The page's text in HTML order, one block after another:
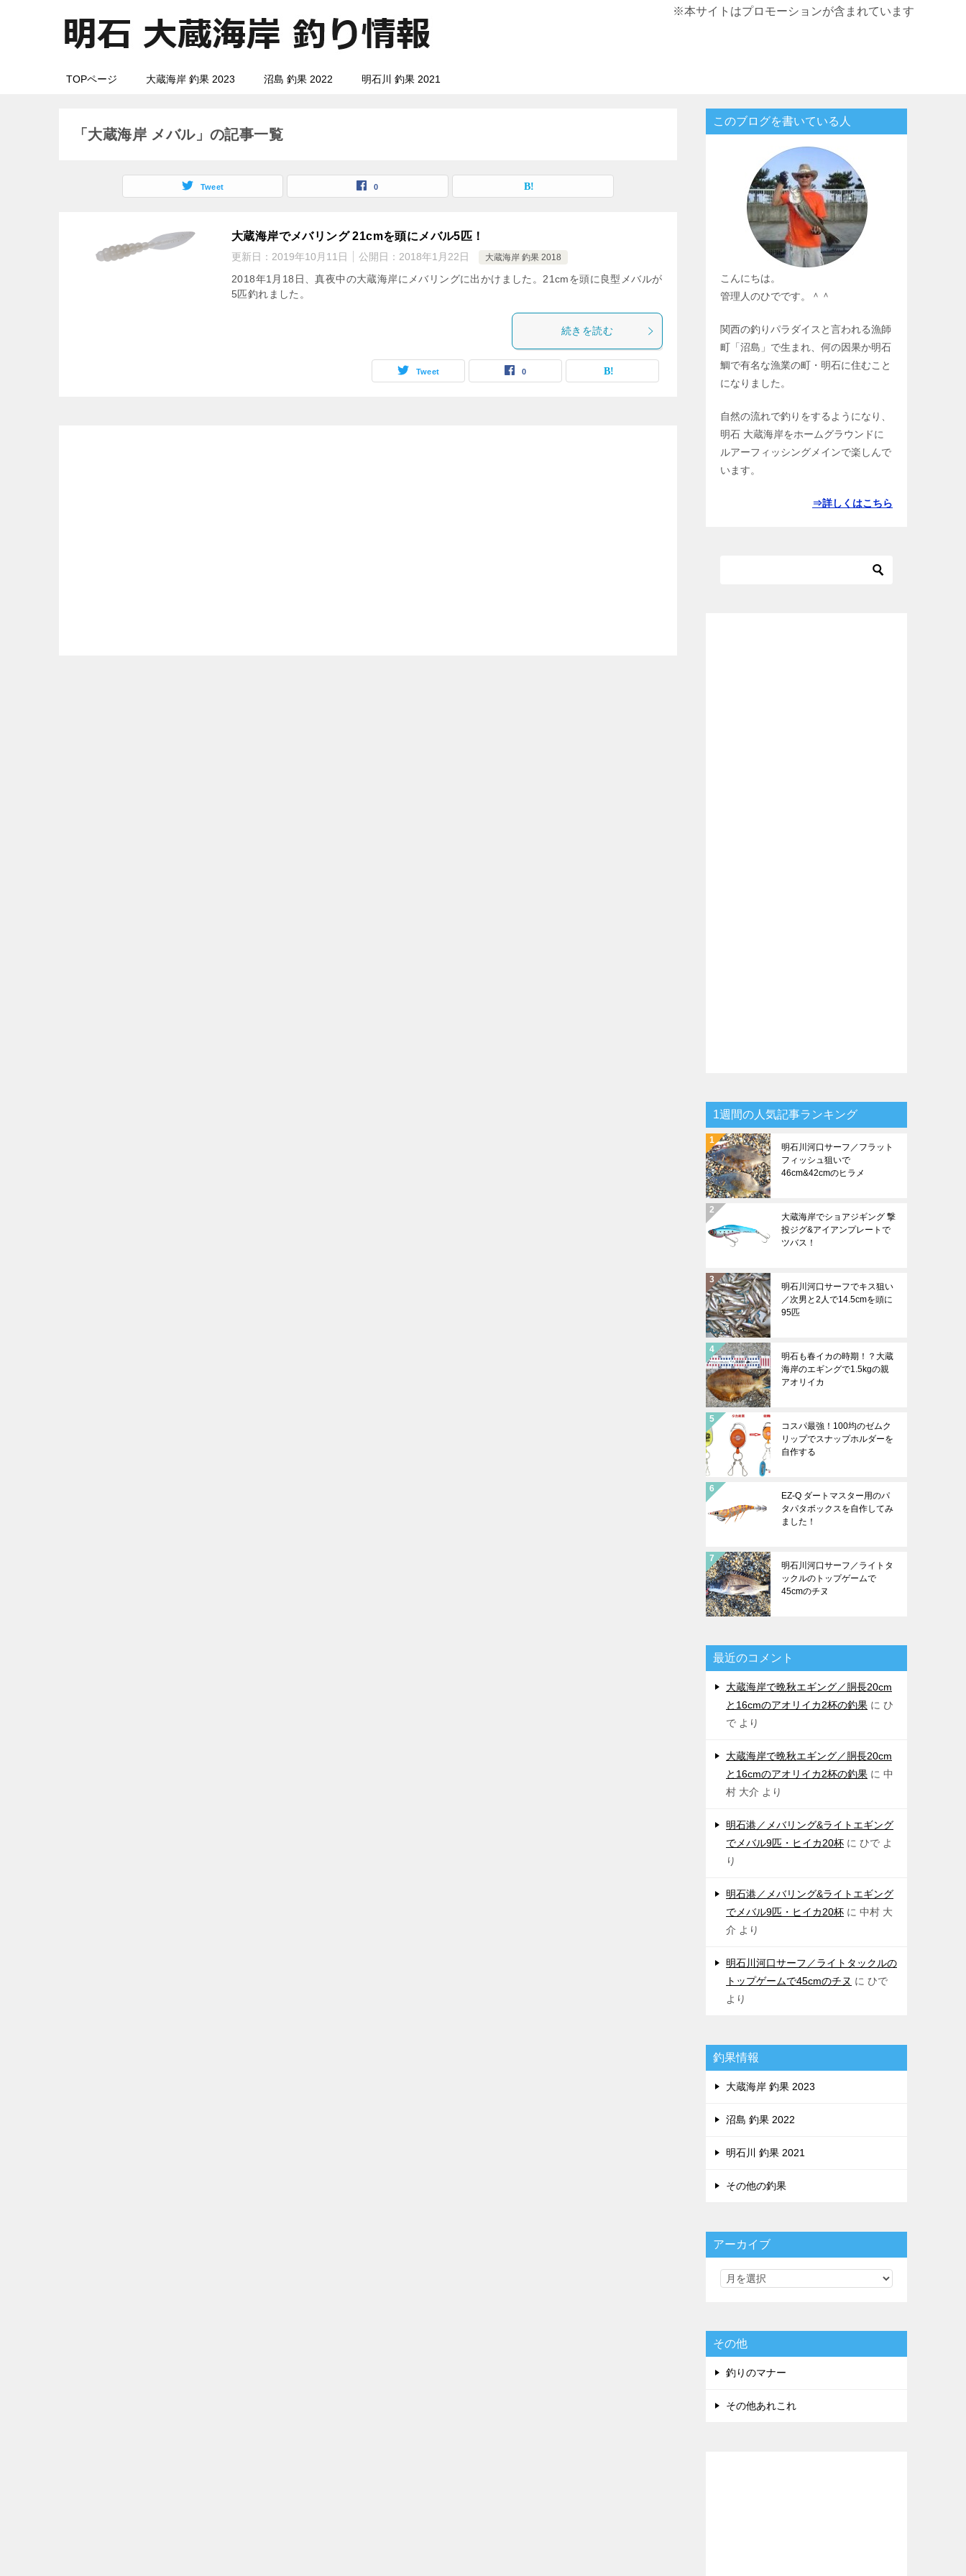
※本サイトはプロモーションが含まれています
TOPページ 大蔵海岸 釣果 2023 沼島 釣果 2022 明石川 釣果 2021
「大蔵海岸 メバル」の記事一覧
Tweet 0
大蔵海岸でメバリング 21cmを頭にメバル5匹！
更新日： 2019年10月11日 公開日： 2018年1月22日 大蔵海岸 釣果 2018
2018年1月18日、真夜中の大蔵海岸にメバリングに出かけました。21cmを頭に良型メバルが
5匹釣れました。
続きを読む
Tweet 0
このブログを書いている人
こんにちは。
管理人のひでです。＾＾
関西の釣りパラダイスと言われる漁師
町「沼島」で生まれ、何の因果か明石
鯛で有名な漁業の町・明石に住むこと
になりました。
自然の流れで釣りをするようになり、
明石 大蔵海岸をホームグラウンドに
ルアーフィッシングメインで楽しんで
います。
⇒詳しくはこちら
1週間の人気記事ランキング
明石川河口サーフ／フラット
フィッシュ狙いで
46cm&42cmのヒラメ
大蔵海岸でショアジギング 撃
投ジグ&アイアンプレートで
ツバス！
明石川河口サーフでキス狙い
／次男と2人で14.5cmを頭に
95匹
明石も春イカの時期！？大蔵
海岸のエギングで1.5kgの親
アオリイカ
コスパ最強！100均のゼムク
リップでスナップホルダーを
自作する
EZ-Q ダートマスター用のパ
タパタボックスを自作してみ
ました！
明石川河口サーフ／ライトタ
ックルのトップゲームで
45cmのチヌ
最近のコメント
大蔵海岸で晩秋エギング／胴長20cm
と16cmのアオリイカ2杯の釣果 に ひ
で より
大蔵海岸で晩秋エギング／胴長20cm
と16cmのアオリイカ2杯の釣果 に 中
村 大介 より
明石港／メバリング&ライトエギング
でメバル9匹・ヒイカ20杯 に ひで よ
り
明石港／メバリング&ライトエギング
でメバル9匹・ヒイカ20杯 に 中村 大
介 より
明石川河口サーフ／ライトタックルの
トップゲームで45cmのチヌ に ひで
より
釣果情報
大蔵海岸 釣果 2023
沼島 釣果 2022
明石川 釣果 2021
その他の釣果
アーカイブ
その他
釣りのマナー
その他あれこれ